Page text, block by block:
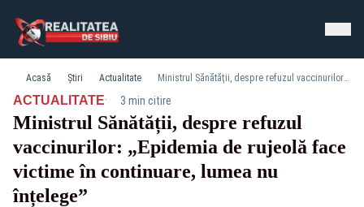
Acasă Știri Actualitate Ministrul Sănătății, despre refuzul vaccinurilor: „Epidemia de rujeolă face victime în continuare, lumea nu înțelege”
ACTUALITATE· 3 min citire
Ministrul Sănătății, despre refuzul
vaccinurilor: „Epidemia de rujeolă face
victime în continuare, lumea nu
înțelege”